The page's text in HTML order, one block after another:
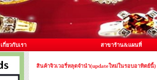
เกี่ยวกับเรา สาขาร้าน&แผนที่
สินค้าจิวเวอรี่หลุดจำนำ(updateใหม่ในรอบอาทิตย์นี้)